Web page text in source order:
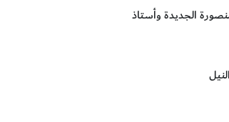
الجديدة وأستاذ